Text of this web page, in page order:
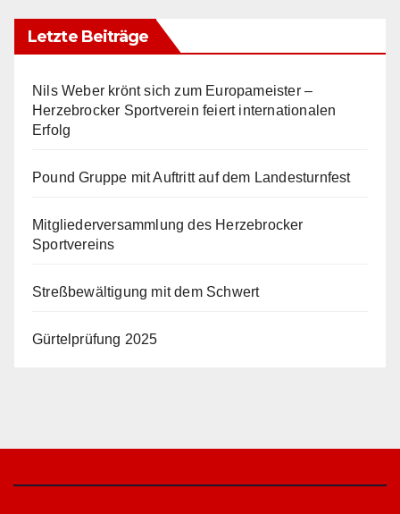
Letzte Beiträge
Nils Weber krönt sich zum Europameister –
Herzebrocker Sportverein feiert internationalen
Erfolg
Pound Gruppe mit Auftritt auf dem Landesturnfest
Mitgliederversammlung des Herzebrocker
Sportvereins
Streßbewältigung mit dem Schwert
Gürtelprüfung 2025